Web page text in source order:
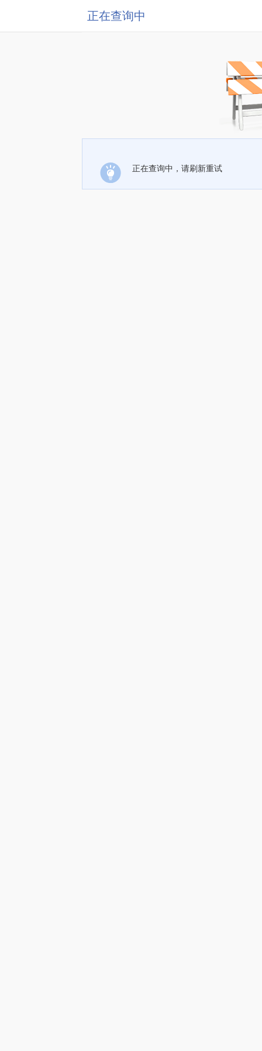
正在查询中
正在查询中，请刷新重试